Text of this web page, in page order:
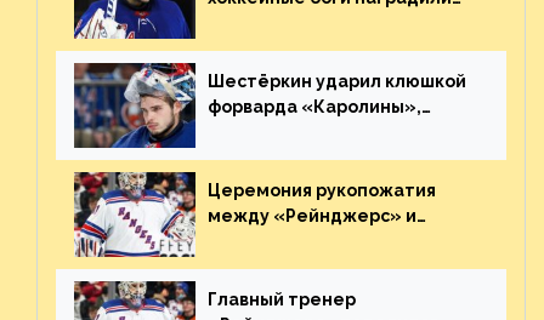
великолепную игру
Шестёркин ударил клюшкой
форварда «Каролины»,
пятаке. Видео
Церемония рукопожатия
между «Рейнджерс» и
матча плей-офф. Видео
Главный тренер